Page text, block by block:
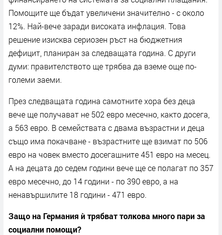
Помощите ще бъдат увеличени значително - с около
12%. Най-вече заради високата инфлация. Това
решение изисква сериозен ръст на бюджетния
дефицит, планиран за следващата година. С други
думи: правителството ще трябва да вземе още по-
големи заеми.
През следващата година самотните хора без деца
вече ще получават не 502 евро месечно, както досега,
а 563 евро. В семействата с двама възрастни и деца
също има покачване - възрастните ще взимат по 506
евро на човек вместо досегашните 451 евро на месец.
А на децата до седем години вече ще се полагат по 357
евро месечно, до 14 години - по 390 евро, а на
ненавършилите 18 години - 471 евро.
Защо на Германия ѝ трябват толкова много пари за
социални помощи?